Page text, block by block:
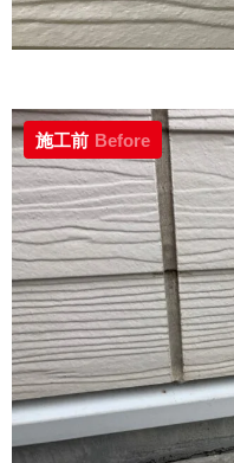
施工前 Before